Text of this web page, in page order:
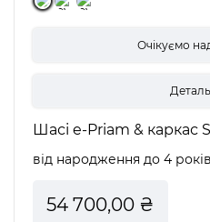
Шасі e-Priam & каркас
від народження до 4 років
54 700,00 ₴